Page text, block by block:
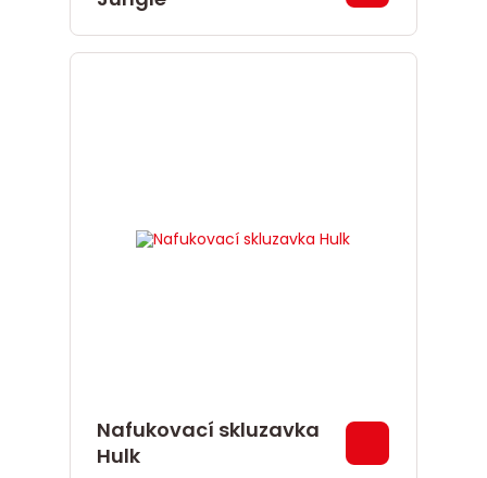
Nafukovací skluzavka
Hulk